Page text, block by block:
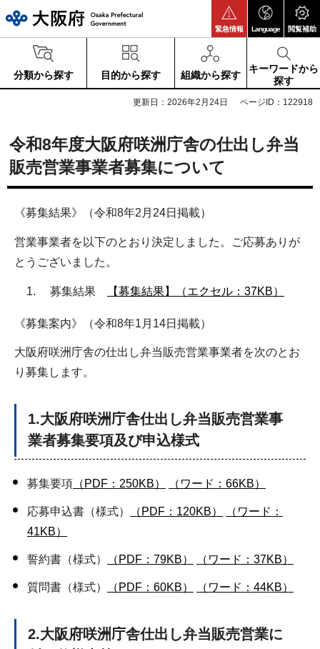
緊急情報 Language 閲覧補助
分類から探す 目的から探す 組織から探す
キーワードから
探す
更新日：2026年2月24日 ページID：122918
令和8年度大阪府咲洲庁舎の仕出し弁当
販売営業事業者募集について
《募集結果》（令和8年2月24日掲載）
営業事業者を以下のとおり決定しました。ご応募ありが
とうございました。
募集結果 【募集結果】（エクセル：37KB）
《募集案内》（令和8年1月14日掲載）
大阪府咲洲庁舎の仕出し弁当販売営業事業者を次のとお
り募集します。
1.大阪府咲洲庁舎仕出し弁当販売営業事
業者募集要項及び申込様式
募集要項 （PDF：250KB） （ワード：66KB）
応募申込書（様式） （PDF：120KB）
（ワード：
41KB）
誓約書（様式） （PDF：79KB） （ワード：37KB）
質問書（様式） （PDF：60KB） （ワード：44KB）
2.大阪府咲洲庁舎仕出し弁当販売営業に